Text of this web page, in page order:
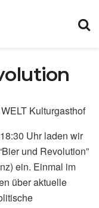
Kulturgasthof
Uhr laden wir
und Revolution”
ein. Einmal im
über aktuelle